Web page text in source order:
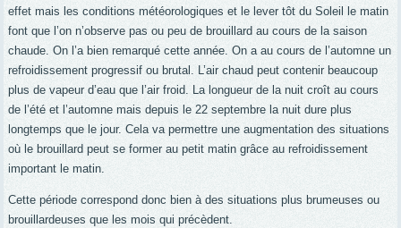
effet mais les conditions météorologiques et le lever tôt du Soleil le matin
font que l’on n’observe pas ou peu de brouillard au cours de la saison
chaude. On l’a bien remarqué cette année. On a au cours de l’automne un
refroidissement progressif ou brutal. L’air chaud peut contenir beaucoup
plus de vapeur d’eau que l’air froid. La longueur de la nuit croît au cours
de l’été et l’automne mais depuis le 22 septembre la nuit dure plus
longtemps que le jour. Cela va permettre une augmentation des situations
où le brouillard peut se former au petit matin grâce au refroidissement
important le matin.
Cette période correspond donc bien à des situations plus brumeuses ou
brouillardeuses que les mois qui précèdent.